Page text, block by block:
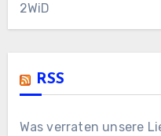
2WiD
RSS
Was verraten unsere